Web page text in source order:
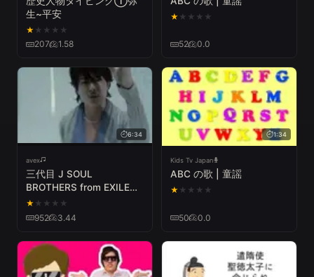
生~平安
★ ★ ★ ★ ★
207 1.58
★ ★ ★ ★ ★
52 0.0
6:34
avex
三代目 J SOUL
BROTHERS from EXILE
TRIBE / LOVE SONG -フ
ル ver.-
★ ★ ★ ★ ★
952 3.44
1:34
Kids Tv Japan
ABC の歌 | 童謡
★ ★ ★ ★ ★
50 0.0